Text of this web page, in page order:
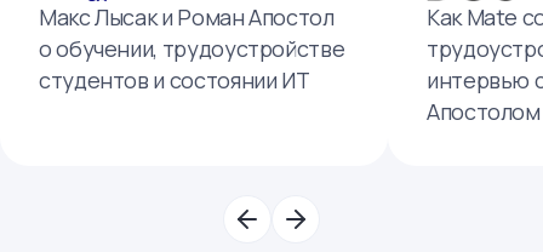
Макс Лысак и Роман Апостол
о обучении, трудоустройстве
студентов и состоянии ИТ
Как Mate
интервью
Апостолом